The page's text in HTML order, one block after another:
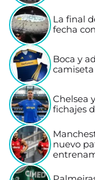
La final
fecha
Boca y
Chelsea
fichajes
nuevo